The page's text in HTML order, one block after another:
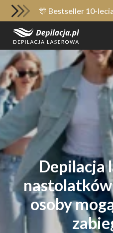
🎊 Bestseller 10-
Depilacja
nastolatków
osoby